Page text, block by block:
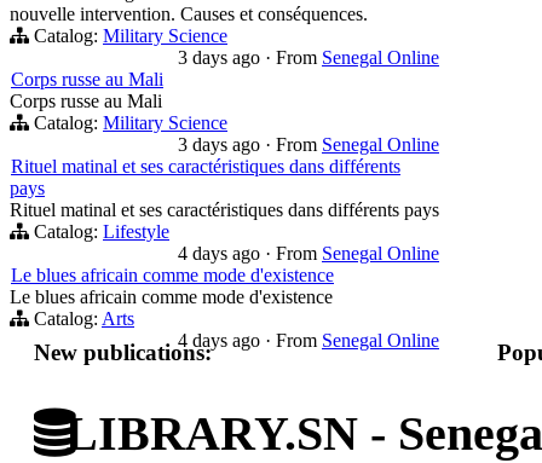
nouvelle intervention. Causes et conséquences.
Catalog: Military Science
3 days ago · From Senegal Online
Corps russe au Mali
Corps russe au Mali
Catalog: Military Science
3 days ago · From Senegal Online
Rituel matinal et ses caractéristiques dans différents
pays
Rituel matinal et ses caractéristiques dans différents pays
Catalog: Lifestyle
4 days ago · From Senegal Online
Le blues africain comme mode d'existence
Le blues africain comme mode d'existence
Catalog: Arts
4 days ago · From Senegal Online
New publications:
LIBRARY.SN -